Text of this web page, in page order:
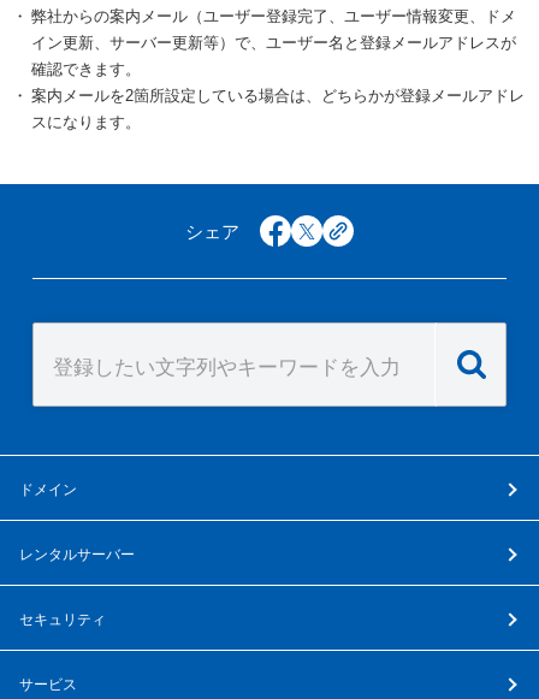
弊社からの案内メール（ユーザー登録完了、ユーザー情報変更、ドメ
イン更新、サーバー更新等）で、ユーザー名と登録メールアドレスが
確認できます。
案内メールを2箇所設定している場合は、どちらかが登録メールアドレ
スになります。
シェア facebook
x copy
ドメイン
レンタルサーバー
セキュリティ
サービス